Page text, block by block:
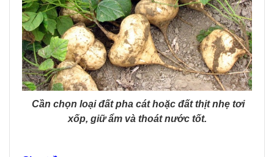
Cần chọn loại đất pha cát hoặc đất thịt nhẹ tơi
xốp, giữ ẩm và thoát nước tốt.